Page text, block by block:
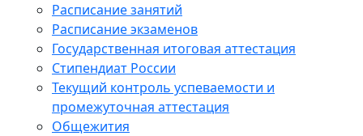
Расписание занятий
Расписание экзаменов
Государственная итоговая аттестация
Стипендиат России
Текущий контроль успеваемости и
промежуточная аттестация
Общежития